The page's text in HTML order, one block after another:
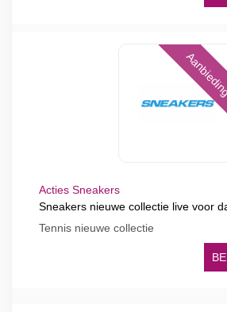
Acties Sneakers
Sneakers nieuwe collectie live voor
Tennis nieuwe collectie